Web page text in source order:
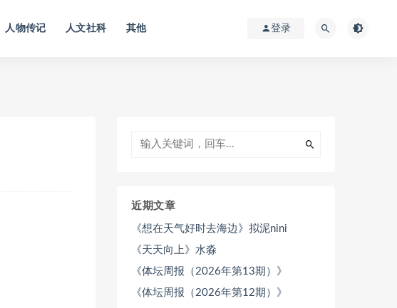
人物传记 人文社科 其他 登录
近期文章
《想在天气好时去海边》拟泥nini
《天天向上》水淼
《体坛周报（2026年第13期）》
《体坛周报（2026年第12期）》